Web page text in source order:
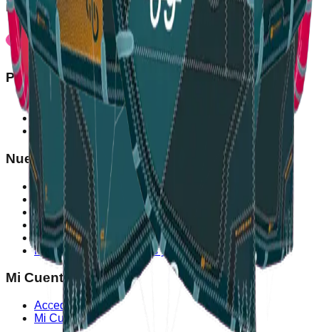
Partner
sognicanarias.com
Productos
Tienda
Outlet
Nueva Temporada
Nuestra Empresa
Contactar
Sobre Nosotros
Aviso Legal
Política de Cookies
Formas de pago
Política de devoluciones y reembolso
Mi Cuenta
Accede
Mi Cuenta